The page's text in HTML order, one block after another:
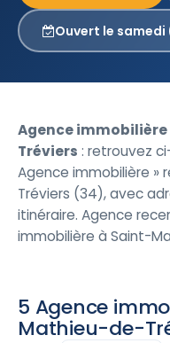
Ouvert le samedi
Agence
Tréviers : retrouvez
Agence immobilière
Tréviers (34), avec
itinéraire. Agence
immobilière à Saint-
5 Agence
Mathieu-de-